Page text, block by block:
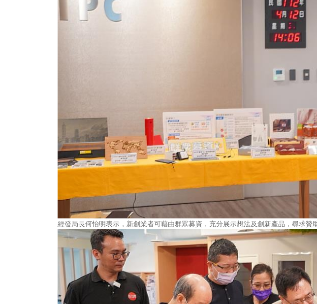
經發局長何怡明表示，新創業者可藉由群眾募資，充分展示想法及創新產品，尋求贊